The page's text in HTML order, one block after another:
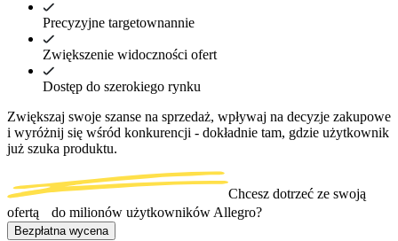
Precyzyjne targetownannie
Zwiększenie widoczności ofert
Dostęp do szerokiego rynku
Zwiększaj swoje szanse na sprzedaż, wpływaj na decyzje zakupowe
i wyróżnij się wśród konkurencji - dokładnie tam, gdzie użytkownik
już szuka produktu.
Chcesz dotrzeć ze swoją
ofertą do milionów użytkowników Allegro?
Bezpłatna wycena